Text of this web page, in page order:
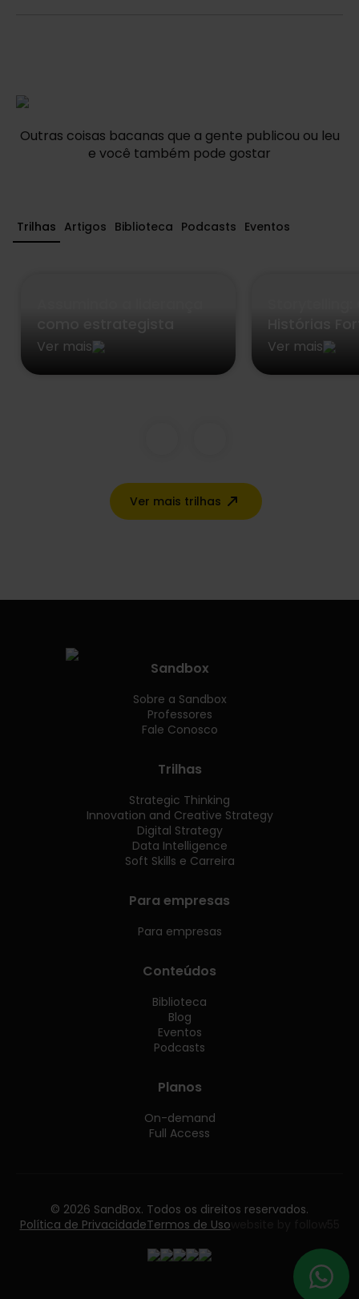
Outras coisas bacanas que a gente publicou ou leu
e você também pode gostar
Trilhas Artigos Biblioteca Podcasts Eventos
Ver mais Ver mais
Ver mais trilhas
Sandbox
Sobre a Sandbox
Professores
Fale Conosco
Trilhas
Strategic Thinking
Innovation and Creative Strategy
Digital Strategy
Data Intelligence
Soft Skills e Carreira
Para empresas
Para empresas
Conteúdos
Biblioteca
Blog
Eventos
Podcasts
Planos
On-demand
Full Access
© 2026 SandBox. Todos os direitos reservados.
Política de PrivacidadeTermos de Uso